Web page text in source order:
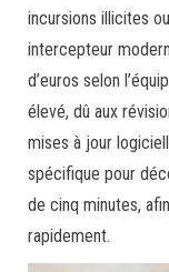
incursions illicites
intercepteur
d’euros selon
élevé, dû aux
mises à jour
spécifique pour
de cinq minutes,
rapidement.